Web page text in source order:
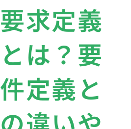
要求定義
とは？要
件定義と
の違いや